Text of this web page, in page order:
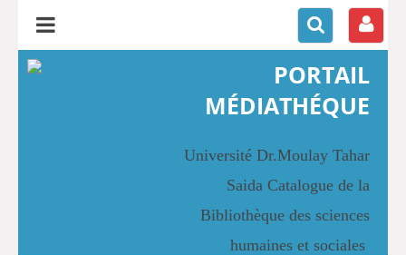
PORTAIL
MÉDIATHÉQUE
Université Dr.Moulay Tahar
Saida Catalogue de la
Bibliothèque des sciences
humaines et sociales